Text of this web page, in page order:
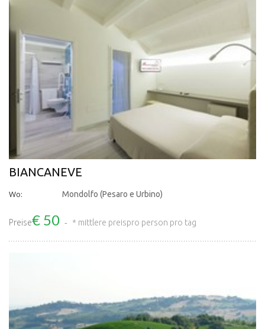
BIANCANEVE
Wo: Mondolfo (Pesaro e Urbino)
Preise€ 50 * mittlere preispro person pro tag